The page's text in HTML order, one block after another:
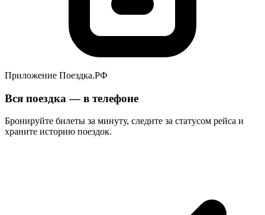
Приложение Поездка.РФ
Вся поездка — в телефоне
Бронируйте билеты за минуту, следите за статусом рейса и
храните историю поездок.